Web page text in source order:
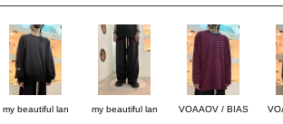
my beautiful lan
my beautiful lan
VOAAOV / BIAS